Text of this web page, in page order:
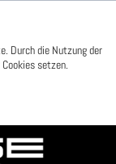
Durch die Nutzung der
setzen.